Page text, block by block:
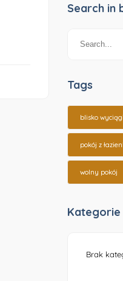
Search in
Tags
blisko
pokój z
wolny pokój
Kategorie
Brak